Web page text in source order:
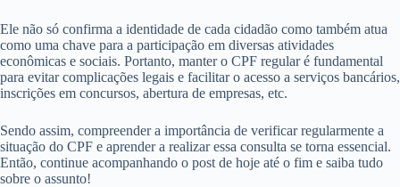
Ele não só confirma a identidade de cada cidadão como também atua
como uma chave para a participação em diversas atividades
econômicas e sociais. Portanto, manter o CPF regular é fundamental
para evitar complicações legais e facilitar o acesso a serviços bancários,
inscrições em concursos, abertura de empresas, etc.
Sendo assim, compreender a importância de verificar regularmente a
situação do CPF e aprender a realizar essa consulta se torna essencial.
Então, continue acompanhando o post de hoje até o fim e saiba tudo
sobre o assunto!